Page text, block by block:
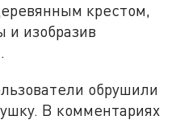
крестом,
и изобразив
обрушили
В комментариях